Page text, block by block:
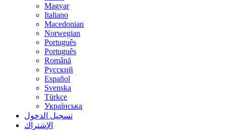
Magyar
Italiano
Macedonian
Norwegian
Português
Português
Română
Русский
Español
Svenska
Türkçe
Українська
تسجيل الدخول
الإشتراك